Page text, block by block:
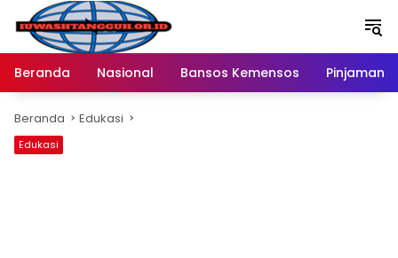
Langsung
konten
Beranda
Nasional Bansos Kemensos Pinjaman
Beranda Edukasi
Edukasi